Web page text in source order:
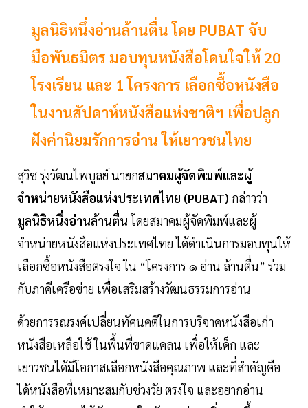
มูลนิธิหนึ่งอ่านล้านตื่น โดย PUBAT จับ
มือพันธมิตร มอบทุนหนังสือโดนใจให้ 20
โรงเรียน และ 1 โครงการ เลือกซื้อหนังสือ
ในงานสัปดาห์หนังสือแห่งชาติฯ เพื่อปลูก
ฝังค่านิยมรักการอ่าน ให้เยาวชนไทย
สุวิช รุ่งวัฒนไพบูลย์ นายกสมาคมผู้จัดพิมพ์และผู้
จำหน่ายหนังสือแห่งประเทศไทย (PUBAT) กล่าวว่า
มูลนิธิหนึ่งอ่านล้านตื่นโดยสมาคมผู้จัดพิมพ์และผู้
จำหน่ายหนังสือแห่งประเทศไทย ได้ดำเนินการมอบทุนให้
เลือกซื้อหนังสือตรงใจ ใน “โครงการ ๑ อ่าน ล้านตื่น” ร่วม
กับภาคีเครือข่าย เพื่อเสริมสร้างวัฒนธรรมการอ่าน
ด้วยการรณรงค์เปลี่ยนทัศนคติในการบริจาคหนังสือเก่า
หนังสือเหลือใช้ ในพื้นที่ขาดแคลน เพื่อให้เด็ก และ
เยาวชนได้มีโอกาสเลือกหนังสือคุณภาพ และที่สำคัญคือ
ได้หนังสือที่เหมาะสมกับช่วงวัย ตรงใจ และอยากอ่าน